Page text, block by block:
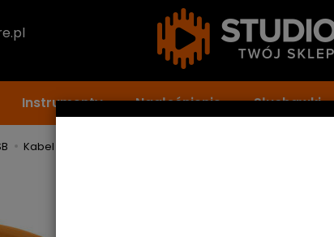
Instrumenty Nagłośnienie Słuchawki
Kabel USB UDG Ultimate Audio Cable USB 2.0 A-B Orange